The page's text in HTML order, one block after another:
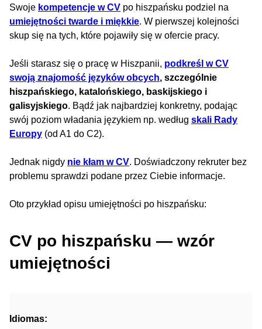
Swoje kompetencje w CV po hiszpańsku podziel na
umiejętności twarde i miękkie. W pierwszej kolejności
skup się na tych, które pojawiły się w ofercie pracy.
Jeśli starasz się o pracę w Hiszpanii, podkreśl w CV
swoją znajomość języków obcych, szczególnie
hiszpańskiego, katalońskiego, baskijskiego i
galisyjskiego. Bądź jak najbardziej konkretny, podając
swój poziom władania językiem np. według skali Rady
Europy (od A1 do C2).
Jednak nigdy nie kłam w CV. Doświadczony rekruter bez
problemu sprawdzi podane przez Ciebie informacje.
Oto przykład opisu umiejętności po hiszpańsku:
CV po hiszpańsku — wzór
umiejętności
Idiomas: